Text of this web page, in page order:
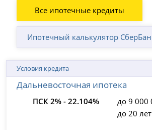
Все ипотечные кредиты
Ипотечный калькулятор
Условия кредита
Дальневосточная ипотека
ПСК 2% - 22.104%
до 9 000
до 20 лет